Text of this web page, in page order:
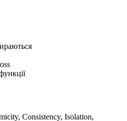
Consistency, Isolation,